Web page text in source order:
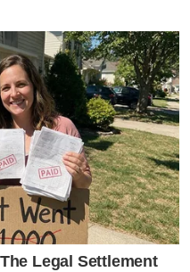
Legal Settlement